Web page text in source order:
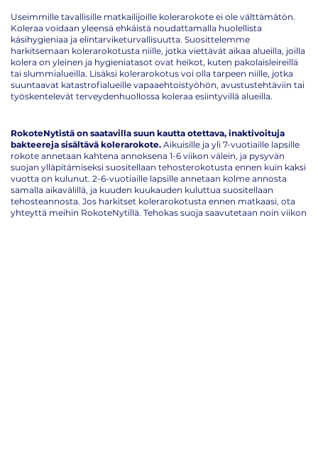
Useimmille tavallisille matkailijoille kolerarokote ei ole välttämätön.
Koleraa voidaan yleensä ehkäistä noudattamalla huolellista
käsihygieniaa ja elintarviketurvallisuutta. Suosittelemme
harkitsemaan kolerarokotusta niille, jotka viettävät aikaa alueilla, joilla
kolera on yleinen ja hygieniatasot ovat heikot, kuten pakolaisleireillä
tai slummialueilla. Lisäksi kolerarokotus voi olla tarpeen niille, jotka
suuntaavat katastrofialueille vapaaehtoistyöhön, avustustehtäviin tai
työskentelevät terveydenhuollossa koleraa esiintyvillä alueilla.
RokoteNytistä on saatavilla suun kautta otettava, inaktivoituja
bakteereja sisältävä kolerarokote. Aikuisille ja yli 7-vuotiaille lapsille
rokote annetaan kahtena annoksena 1-6 viikon välein, ja pysyvän
suojan ylläpitämiseksi suositellaan tehosterokotusta ennen kuin kaksi
vuotta on kulunut. 2-6-vuotiaille lapsille annetaan kolme annosta
samalla aikavälillä, ja kuuden kuukauden kuluttua suositellaan
tehosteannosta. Jos harkitset kolerarokotusta ennen matkaasi, ota
yhteyttä meihin RokoteNytillä. Tehokas suoja saavutetaan noin viikon